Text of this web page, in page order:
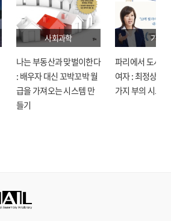
사회과학
나는 부동산과 맞벌이한다
: 배우자 대신 꼬박꼬박 월
급을 가져오는 시스템 만
들기
기술
파리에서 도시락
여자 : 최정상으
가지 부의 시크릿